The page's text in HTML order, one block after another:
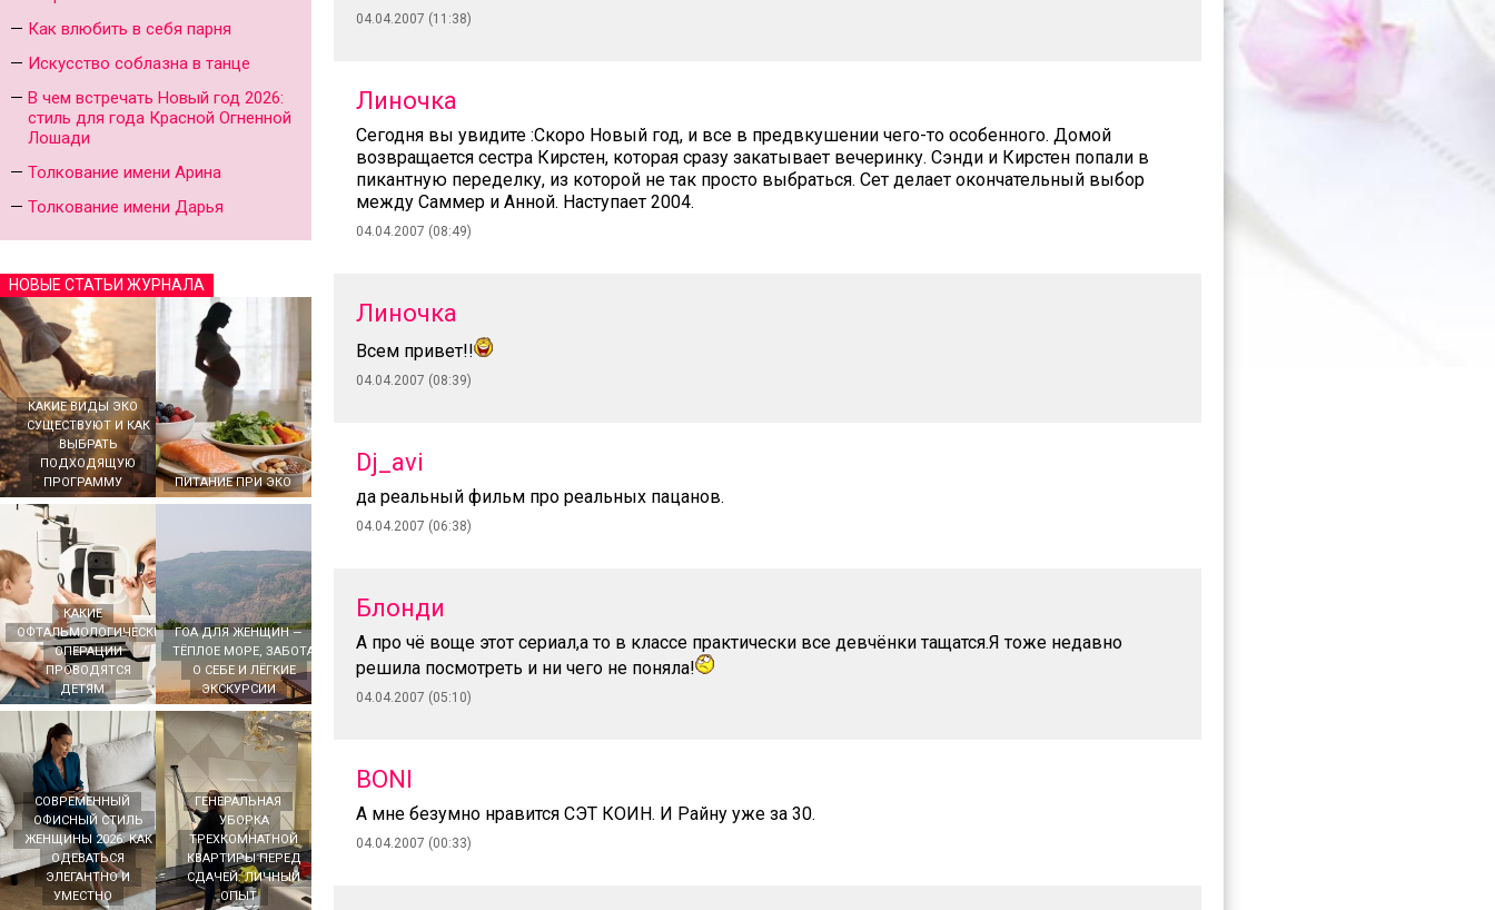
Как влюбить в себя парня
Искусство соблазна в танце
В чем встречать Новый год 2026:
стиль для года Красной Огненной
Лошади
Толкование имени Арина
Толкование имени Дарья
НОВЫЕ СТАТЬИ ЖУРНАЛА
КАКИЕ ВИДЫ ЭКО
СУЩЕСТВУЮТ И КАК
ВЫБРАТЬ
ПОДХОДЯЩУЮ
ПРОГРАММУ
ПИТАНИЕ ПРИ ЭКО
КАКИЕ
ОФТАЛЬМОЛОГИЧЕСКИЕ
ОПЕРАЦИИ
ПРОВОДЯТСЯ
ДЕТЯМ
ГОА ДЛЯ ЖЕНЩИН —
ТЁПЛОЕ МОРЕ, ЗАБОТА
О СЕБЕ И ЛЁГКИЕ
ЭКСКУРСИИ
СОВРЕМЕННЫЙ
ОФИСНЫЙ СТИЛЬ
ЖЕНЩИНЫ 2026: КАК
ОДЕВАТЬСЯ
ЭЛЕГАНТНО И
УМЕСТНО
ГЕНЕРАЛЬНАЯ
УБОРКА
ТРЕХКОМНАТНОЙ
КВАРТИРЫ ПЕРЕД
СДАЧЕЙ: ЛИЧНЫЙ
ОПЫТ
04.04.2007 (11:38)
Линочка
Сегодня вы увидите :Скоро Новый год, и все в предвкушении чего-то особенного. Домой
возвращается сестра Кирстен, которая сразу закатывает вечеринку. Сэнди и Кирстен попали в
пикантную переделку, из которой не так просто выбраться. Сет делает окончательный выбор
между Саммер и Анной. Наступает 2004.
04.04.2007 (08:49)
Линочка
Всем привет!!
04.04.2007 (08:39)
Dj_avi
да реальный фильм про реальных пацанов.
04.04.2007 (06:38)
Блонди
А про чё воще этот сериал,а то в классе практически все девчёнки тащатся.Я тоже недавно
решила посмотреть и ни чего не поняла!
04.04.2007 (05:10)
BONI
А мне безумно нравится СЭТ КОИН. И Райну уже за 30.
04.04.2007 (00:33)